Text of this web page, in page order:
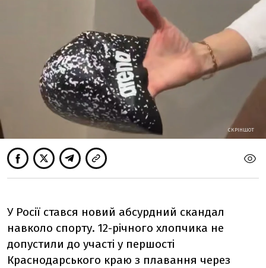
СКРІНШОТ
У Росії стався новий абсурдний скандал
навколо спорту. 12-річного хлопчика не
допустили до участі у першості
Краснодарського краю з плавання через